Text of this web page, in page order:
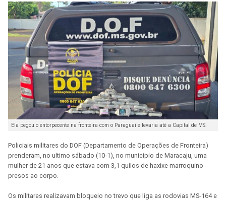
Ela pegou o entorpecente na fronteira com o Paraguai e levaria até a Capital de MS.
Policiais militares do DOF (Departamento de Operações de Fronteira)
prenderam, no ultimo sábado (10-1), no município de Maracaju, uma
mulher de 21 anos que estava com 3,1 quilos de haxixe marroquino
presos ao corpo.
Os militares realizavam bloqueio no trevo que liga as rodovias MS-164 e